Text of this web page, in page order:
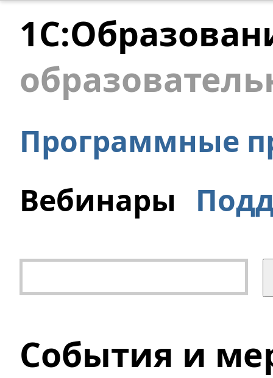
Программные
Вебинары
События и